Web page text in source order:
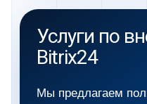
Услуги по
Bitrix24
Мы предлагаем